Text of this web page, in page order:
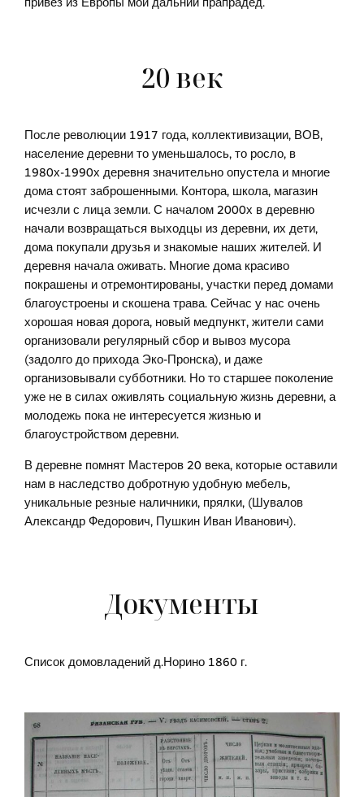
20 век
После революции 1917 года, коллективизации, ВОВ,
население деревни то уменьшалось, то росло, в
1980х-1990х деревня значительно опустела и многие
дома стоят заброшенными. Контора, школа, магазин
исчезли с лица земли. С началом 2000х в деревню
начали возвращаться выходцы из деревни, их дети,
дома покупали друзья и знакомые наших жителей. И
деревня начала оживать. Многие дома красиво
покрашены и отремонтированы, участки перед домами
благоустроены и скошена трава. Сейчас у нас очень
хорошая новая дорога, новый медпункт, жители сами
организовали регулярный сбор и вывоз мусора
(задолго до прихода Эко-Пронска), и даже
организовывали субботники. Но то старшее поколение
уже не в силах оживлять социальную жизнь деревни, а
молодежь пока не интересуется жизнью и
благоустройством деревни.
В деревне помнят Мастеров 20 века, которые оставили
нам в наследство добротную удобную мебель,
уникальные резные наличники, прялки, (Шувалов
Александр Федорович, Пушкин Иван Иванович).
Документы
Список домовладений д.Норино 1860 г.